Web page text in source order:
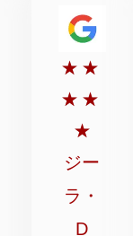
★ ★
★ ★
★
5
点
満
点
中
ジー
ラ・
D